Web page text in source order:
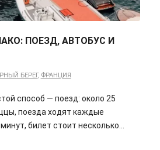
ПОЕЗД, АВТОБУС И
БЕРЕГ, ФРАНЦИЯ
способ — поезд: около 25
поезда ходят каждые
билет стоит несколько…